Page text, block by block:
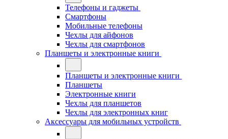
Телефоны и гаджеты
Смартфоны
Мобильные телефоны
Чехлы для айфонов
Чехлы для смартфонов
Планшеты и электронные книги
Планшеты и электронные книги
Планшеты
Электронные книги
Чехлы для планшетов
Чехлы для электронных книг
Аксессуары для мобильных устройств